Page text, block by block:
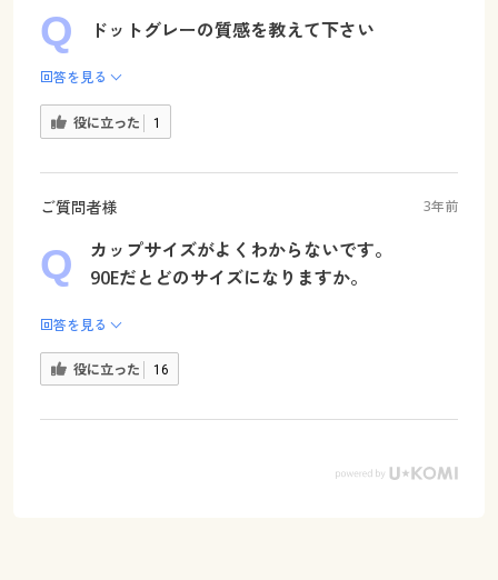
ドットグレーの質感を教えて下さい
回答を見る
役に立った 1
ご質問者様 3年前
カップサイズがよくわからないです。
90Eだとどのサイズになりますか。
回答を見る
役に立った 16